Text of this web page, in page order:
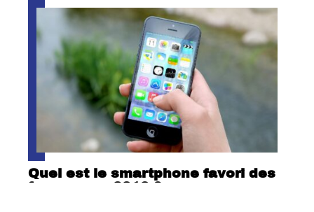
Quel est le smartphone favori des
femmes en 2018 ?